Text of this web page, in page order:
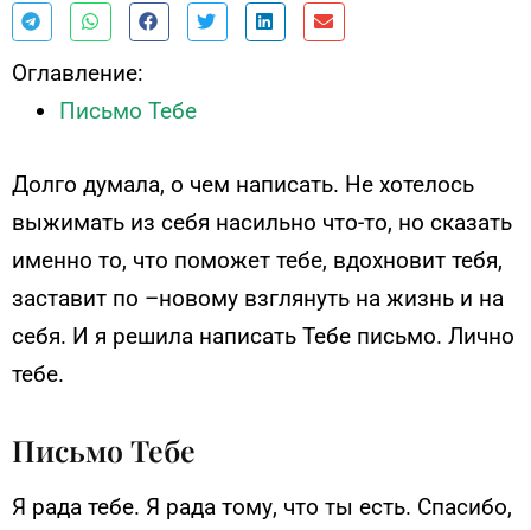
Оглавление:
Письмо Тебе
Долго думала, о чем написать. Не хотелось
выжимать из себя насильно что-то, но сказать
именно то, что поможет тебе, вдохновит тебя,
заставит по –новому взглянуть на жизнь и на
себя. И я решила написать Тебе письмо. Лично
тебе.
Письмо Тебе
Я рада тебе. Я рада тому, что ты есть. Спасибо,